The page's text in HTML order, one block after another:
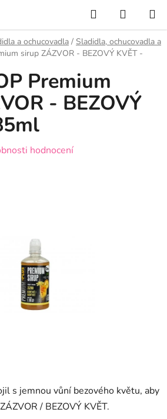
Hledat
KOŠÍK
a ochucovadla / Sladidla, ochucovadla a
sirup ZÁZVOR - BEZOVÝ KVĚT -
s jemnou vůní bezového květu, aby
/ BEZOVÝ KVĚT.
Premium
- BEZOVÝ
hodnocení